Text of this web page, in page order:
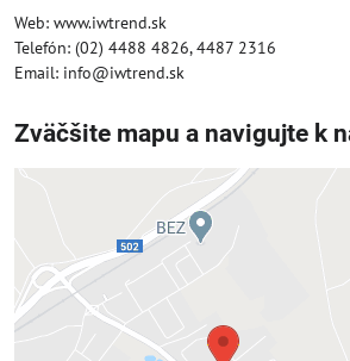
Web: www.iwtrend.sk
Telefón: (02) 4488 4826, 4487 2316
Email: info@iwtrend.sk
Zväčšite mapu a navigujte k
Externý obsah je blokovaný
Prajete si načítať externý obsah?